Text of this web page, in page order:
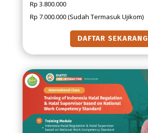
Rp 3.800.000
Rp 7.000.000 (Sudah Termasuk Ujikom)
DAFTAR SEKARANG